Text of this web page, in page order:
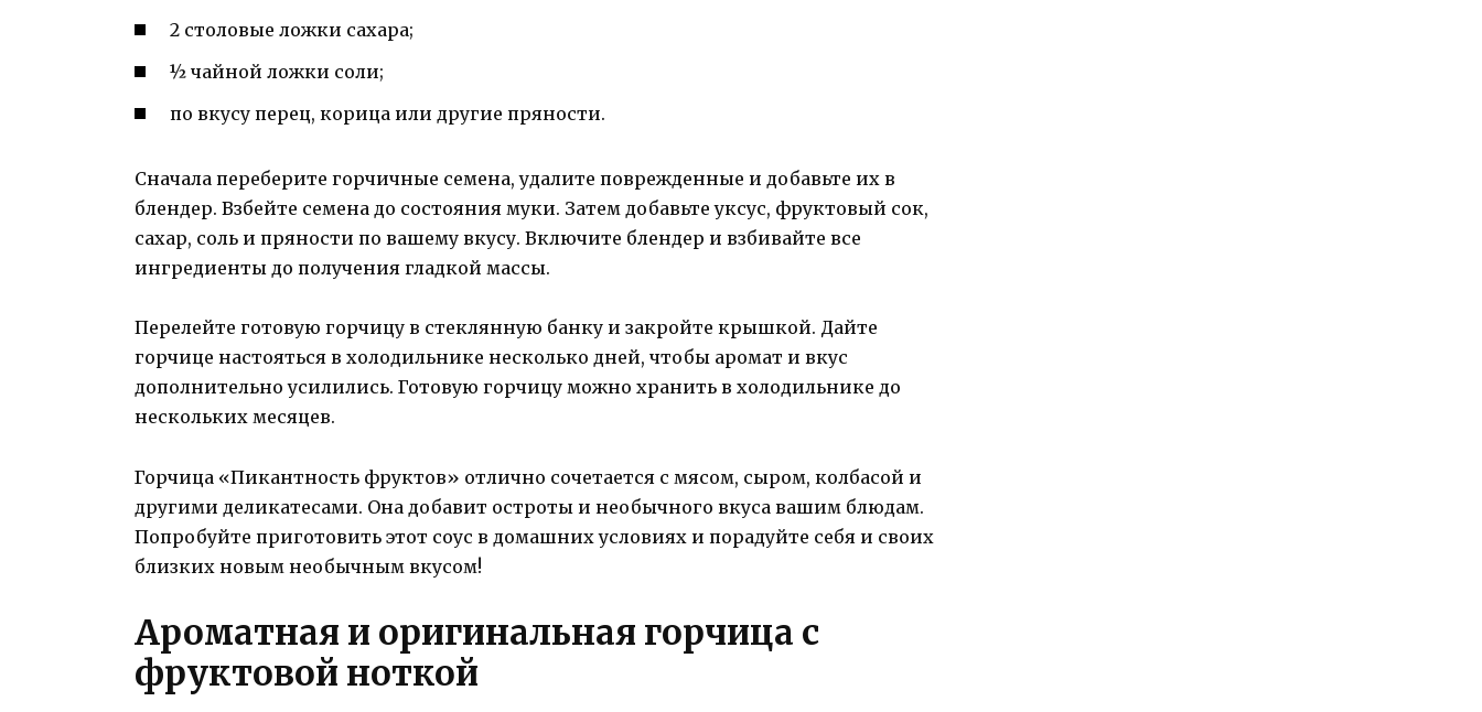
2 столовые ложки сахара;
½ чайной ложки соли;
по вкусу перец, корица или другие пряности.
Сначала переберите горчичные семена, удалите поврежденные и добавьте их в
блендер. Взбейте семена до состояния муки. Затем добавьте уксус, фруктовый сок,
сахар, соль и пряности по вашему вкусу. Включите блендер и взбивайте все
ингредиенты до получения гладкой массы.
Перелейте готовую горчицу в стеклянную банку и закройте крышкой. Дайте
горчице настояться в холодильнике несколько дней, чтобы аромат и вкус
дополнительно усилились. Готовую горчицу можно хранить в холодильнике до
нескольких месяцев.
Горчица «Пикантность фруктов» отлично сочетается с мясом, сыром, колбасой и
другими деликатесами. Она добавит остроты и необычного вкуса вашим блюдам.
Попробуйте приготовить этот соус в домашних условиях и порадуйте себя и своих
близких новым необычным вкусом!
Ароматная и оригинальная горчица с
фруктовой ноткой